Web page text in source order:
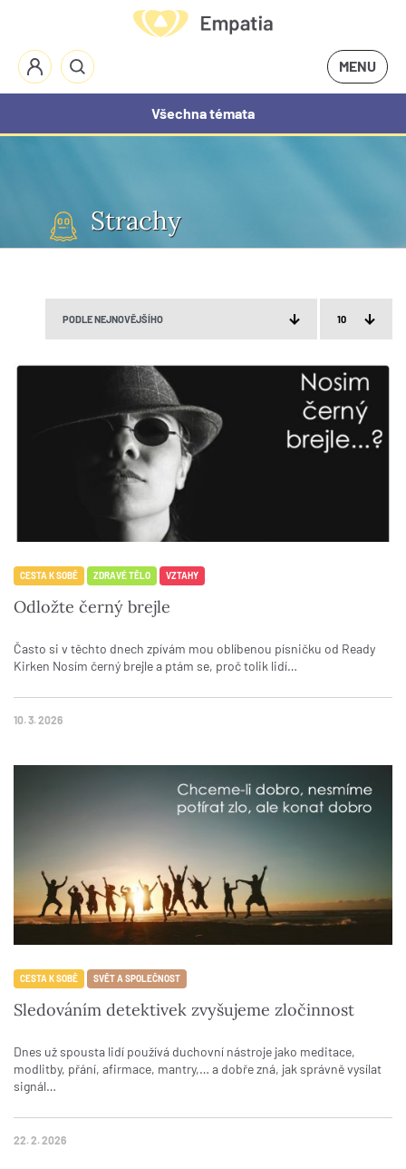
MENU
Všechna témata
Strachy
CESTA K SOBĚ ZDRAVÉ TĚLO VZTAHY
Odložte černý brejle
Často si v těchto dnech zpívám mou oblíbenou písničku od Ready
Kirken Nosím černý brejle a ptám se, proč tolik lidí…
10. 3. 2026
CESTA K SOBĚ SVĚT A SPOLEČNOST
Sledováním detektivek zvyšujeme zločinnost
Dnes už spousta lidí používá duchovní nástroje jako meditace,
modlitby, přání, afirmace, mantry,… a dobře zná, jak správně vysílat
signál…
22. 2. 2026